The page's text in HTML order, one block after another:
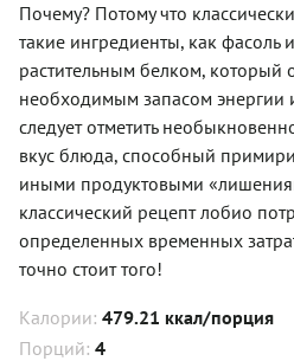
Почему? Потому что
такие ингредиенты, как фасоль
растительным белком, который
необходимым запасом энергии
следует отметить
вкус блюда, способный
иными продуктовыми
классический рецепт лобио
определенных временных
точно стоит того!
Калории: 479.21 ккал/порция
Порций: 4